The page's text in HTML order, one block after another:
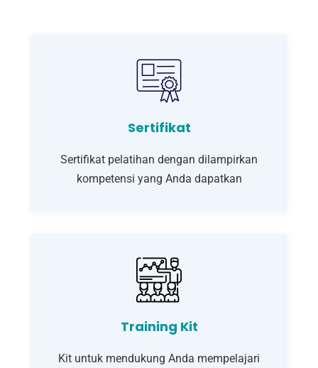
Sertifikat
Sertifikat pelatihan dengan dilampirkan
kompetensi yang Anda dapatkan
Training Kit
Kit untuk mendukung Anda mempelajari